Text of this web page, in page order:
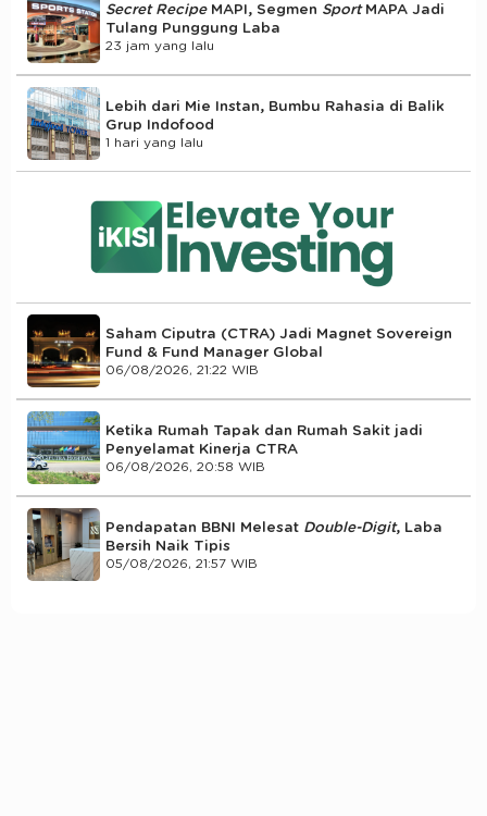
Secret RecipeMAPI, Segmen Sport MAPA Jadi
Tulang Punggung Laba
23 jam yang lalu
Lebih dari Mie Instan, Bumbu Rahasia di Balik
Grup Indofood
1 hari yang lalu
Saham Ciputra (CTRA) Jadi Magnet Sovereign
Fund & Fund Manager Global
06/08/2026, 21:22 WIB
Ketika Rumah Tapak dan Rumah Sakit jadi
Penyelamat Kinerja CTRA
06/08/2026, 20:58 WIB
Pendapatan BBNI Melesat Double-Digit, Laba
Bersih Naik Tipis
05/08/2026, 21:57 WIB